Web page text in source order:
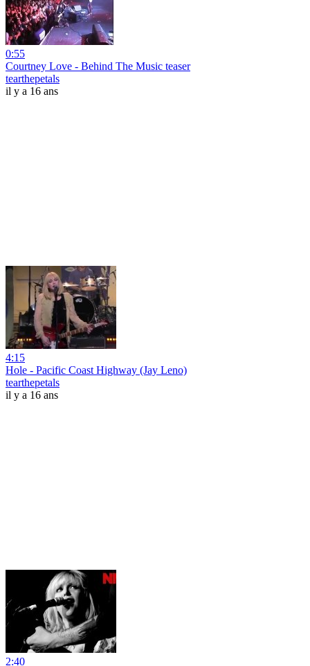
0:55
Courtney Love - Behind The Music teaser
tearthepetals
il y a 16 ans
4:15
Hole - Pacific Coast Highway (Jay Leno)
tearthepetals
il y a 16 ans
2:40